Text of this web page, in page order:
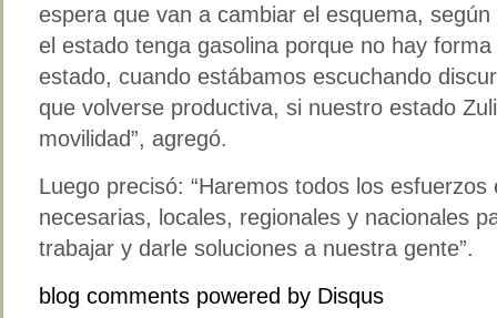
espera que van a cambiar el esquema,
el estado tenga gasolina porque no hay
estado, cuando estábamos escuchando
que volverse productiva, si nuestro estado
movilidad”, agregó.
Luego precisó: “Haremos todos los
necesarias, locales, regionales y nacionales
trabajar y darle soluciones a nuestra gente”.
blog comments powered by Disqus